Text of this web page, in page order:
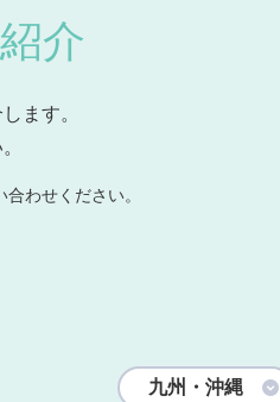
介
ます。
合わせください。
九州・沖縄